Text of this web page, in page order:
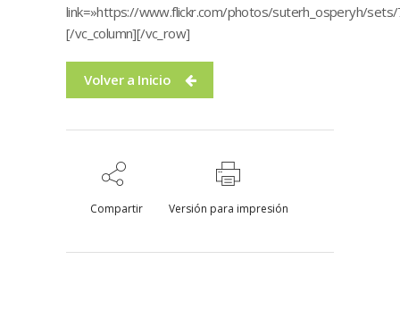
link=»https://www.flickr.com/photos/suterh_osperyh/
[/vc_column][/vc_row]
Volver a Inicio
Compartir Versión para impresión